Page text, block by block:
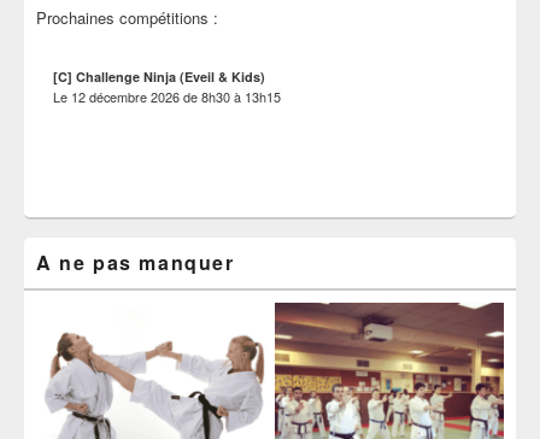
Prochaines compétitions :
[C] Challenge Ninja (Eveil & Kids)
Le 12 décembre 2026de8h30à 13h15
A ne pas manquer